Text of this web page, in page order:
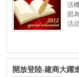
活
因
活
開放登陸-建商大躍